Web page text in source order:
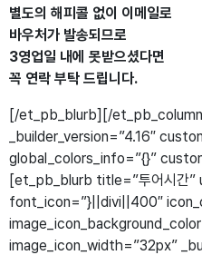
별도의 해피콜 없이 이메일로
바우처가 발송되므로
3영업일 내에 못받으셨다면
꼭 연락 부탁 드립니다.
[/et_pb_blurb][/
_builder_version=”4.16″
global_colors_info=”{}”
[et_pb_blurb title=”투어시간”
font_icon=”}||divi||400″
image_icon_width=”32px”